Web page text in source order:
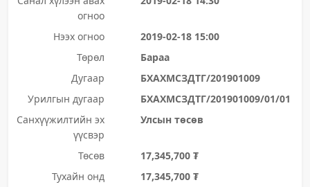
огноо
Нээх огноо
2019-02-18 15:00
Төрөл
Бараа
Дугаар
БХАХМСЗДТГ/201901009
Урилгын дугаар
БХАХМСЗДТГ/201901009/01/01
Санхүүжилтийн эх
үүсвэр
Улсын төсөв
Төсөв
17,345,700 ₮
Тухайн онд
17,345,700 ₮